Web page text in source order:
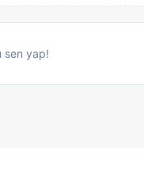
sen yap!